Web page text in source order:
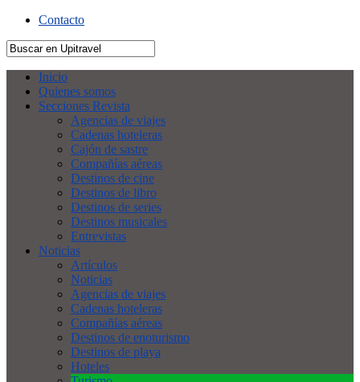
Contacto
Inicio
Quienes somos
Secciones Revista
Agencias de viajes
Cadenas hoteleras
Cajón de sastre
Compañías aéreas
Destinos de cine
Destinos de libro
Destinos de series
Destinos musicales
Entrevistas
Noticias
Artículos
Noticias
Agencias de viajes
Cadenas hoteleras
Compañías aéreas
Destinos de enoturismo
Destinos de playa
Hoteles